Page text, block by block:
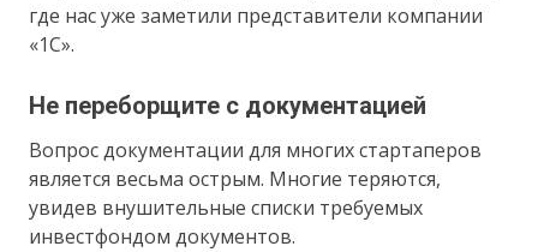
где нас уже заметили представители компании
«1С».
Не переборщите с документацией
Вопрос документации для многих стартаперов
является весьма острым. Многие теряются,
увидев внушительные списки требуемых
инвестфондом документов.